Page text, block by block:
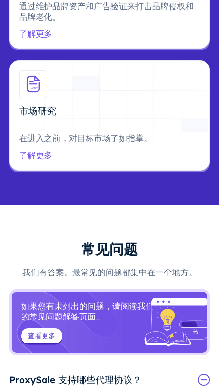
通过维护品牌资产和广告验证来打击品牌侵权和
品牌老化。
了解更多
市场研究
在进入之前，对目标市场了如指掌。
了解更多
常见问题
我们有答案。最常见的问题都集中在一个地方。
如果您有未列出的问题，请阅读我们
的常见问题解答页面。
查看更多
ProxySale 支持哪些代理协议？